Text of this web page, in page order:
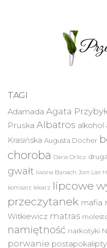
TAGI
Adamada Agata
Pruska Albatros alkohol
Krasińska Augusta Docher
choroba Daria Orlicz
gwałt Iwona Banach Jorn Lier
komisarz lekarz lipcowe
przeczytanek mafia
Witkiewicz matras
namiętność narkotyki
porwanie